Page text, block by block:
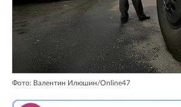
Фото: Валентин Илюшин/Online47